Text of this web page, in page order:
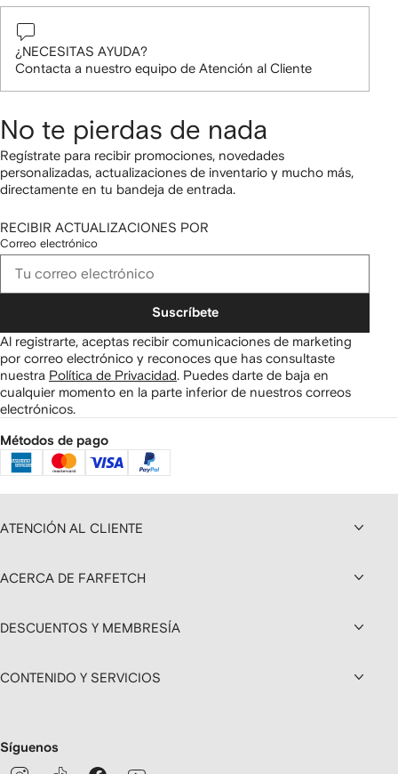
¿NECESITAS AYUDA?
Contacta a nuestro equipo de Atención al Cliente
No te pierdas de nada
Regístrate para recibir promociones, novedades
personalizadas, actualizaciones de inventario y mucho más,
directamente en tu bandeja de entrada.
RECIBIR ACTUALIZACIONES POR
Correo electrónico
Suscríbete
Al registrarte, aceptas recibir comunicaciones de marketing
por correo electrónico y reconoces que has consultaste
nuestra Política de Privacidad Puedes darte de baja en
cualquier momento en la parte inferior de nuestros correos
electrónicos.
Métodos de pago
ATENCIÓN AL CLIENTE
ACERCA DE FARFETCH
DESCUENTOS Y MEMBRESÍA
CONTENIDO Y SERVICIOS
Síguenos